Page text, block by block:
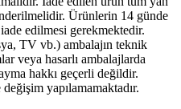
Ürünlerin 14 günde
edilmesi gerekmektedir.
TV vb.) ambalajın teknik
veya hasarlı ambalajlarda
hakkı geçerli değildir.
yapılamamaktadır.